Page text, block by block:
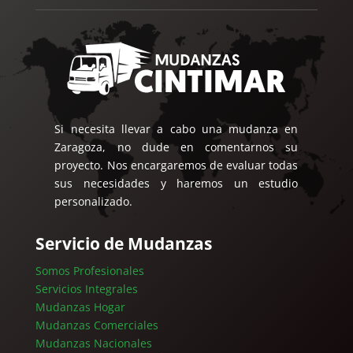
Si necesita llevar a cabo una mudanza en
Zaragoza, no dude en comentarnos su
proyecto. Nos encargaremos de evaluar todas
sus necesidades y haremos un estudio
personalizado.
Servicio de Mudanzas
Somos Profesionales
Servicios Integrales
Mudanzas Hogar
Mudanzas Comerciales
Mudanzas Nacionales